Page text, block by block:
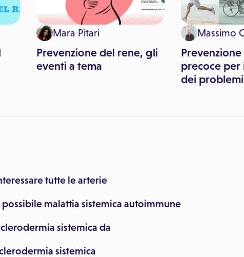
Mara Pitari
Prevenzione del rene, gli
eventi a tema
Massimo
precoce
dei
tutte le arterie
malattia sistemica autoimmune
sistemica da
sistemica